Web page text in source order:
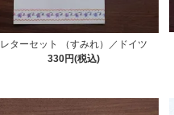
レターセット （すみれ）／ドイツ
330円(税込)